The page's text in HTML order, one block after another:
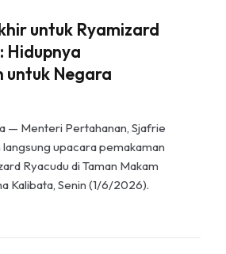
untuk Ryamizard
Hidupnya
untuk Negara
— Menteri Pertahanan, Sjafrie
upacara pemakaman
Ryacudu di Taman Makam
Kalibata, Senin (1/6/2026).